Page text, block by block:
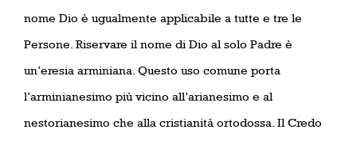
nome Dio è ugualmente applicabile a tutte e tre le
Persone. Riservare il nome di Dio al solo Padre è
un’eresia arminiana. Questo uso comune porta
l’arminianesimo più vicino all’arianesimo e al
nestorianesimo che alla cristianità ortodossa. Il Credo